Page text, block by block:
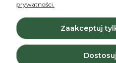
Projekt i
prywatności.
Zaakceptuj